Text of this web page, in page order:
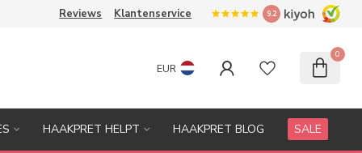
Reviews Klantenservice 9.2
EUR
0
HAAKPRET HELPT HAAKPRET BLOG SALE